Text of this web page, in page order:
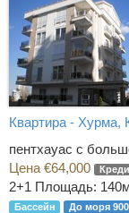
Квартира - Хурма,
пентхауас с
Цена €64,000
2+1 Площадь:
Бассейн До моря